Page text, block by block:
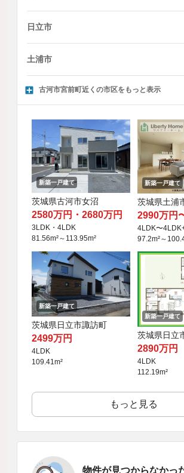
日立市
土浦市
古河市宮前町近くの市区をもっと表示
新築一戸建て
茨城県古河市女沼
2580万円・2680万円
3LDK・4LDK
81.56m²～113.95m²
新築一戸建て
茨城県土浦
2990万円
4LDK〜
97.2m²～
新築一戸建て
茨城県日立市諏訪町
2499万円
4LDK
109.41m²
新築一戸建て
茨城県日立
2890万円
4LDK
112.19m²
もっと見る
物件が見つからなかっ